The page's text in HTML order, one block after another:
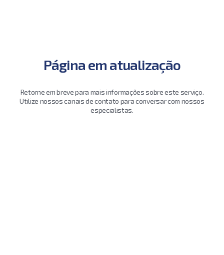
Página em atualização
Retorne em breve para mais informações sobre este serviço.
Utilize nossos canais de contato para conversar com nossos
especialistas.